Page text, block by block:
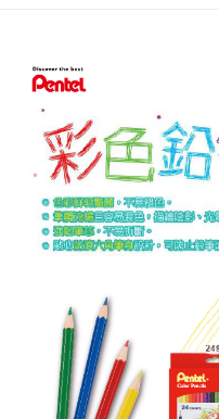
３．未成年的使用者請事先徵得
４．使用「AFTEE先享後付」
時審查核予不同之上限額度；若
請求用戶進行身份認證。
５．嚴禁一人註冊多個帳號或使
恩沛科技股份有限公司將有權停
宅配(本島)
每筆NT$100，滿NT$790(含
付款後寶雅門市自取(由倉庫
每筆NT$80，滿NT$290(含以